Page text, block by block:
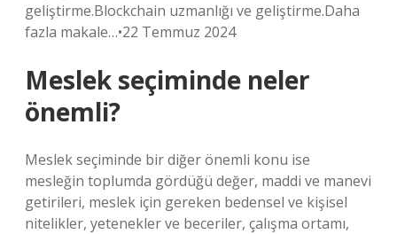
geliştirme.Blockchain uzmanlığı ve geliştirme.Daha
fazla makale…•22 Temmuz 2024
Meslek seçiminde neler
önemli?
Meslek seçiminde bir diğer önemli konu ise
mesleğin toplumda gördüğü değer, maddi ve manevi
getirileri, meslek için gereken bedensel ve kişisel
nitelikler, yetenekler ve beceriler, çalışma ortamı,